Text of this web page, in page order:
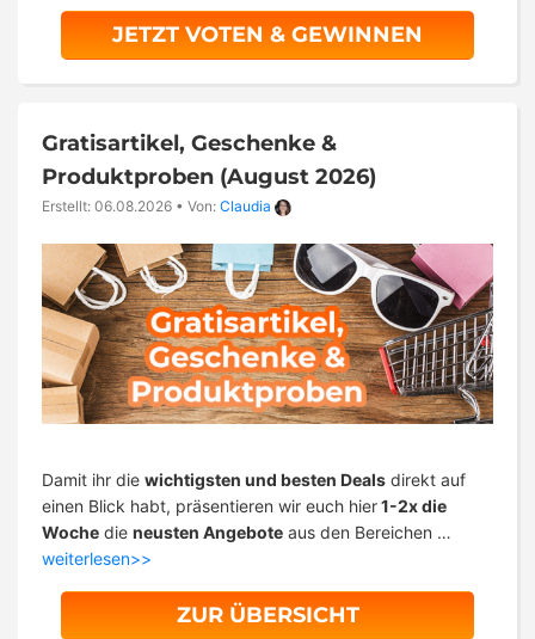
JETZT VOTEN & GEWINNEN
Gratisartikel, Geschenke &
Produktproben (August 2026)
Erstellt: 06.08.2026 • Von: Claudia
Damit ihr die wichtigsten und besten Deals direkt auf
einen Blick habt, präsentieren wir euch hier1-2x die
Woche die neusten Angebote aus den Bereichen …
weiterlesen>>
ZUR ÜBERSICHT